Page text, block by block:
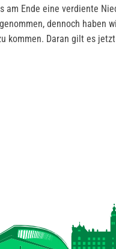
am Ende eine verdiente
dennoch haben
kommen. Daran gilt es